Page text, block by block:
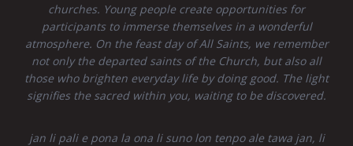
churches. Young people create opportunities for
participants to immerse themselves in a wonderful
atmosphere. On the feast day of All Saints, we remember
not only the departed saints of the Church, but also all
those who brighten everyday life by doing good. The light
signifies the sacred within you, waiting to be discovered.
jan li pali e pona la ona li suno lon tenpo ale tawa jan, li